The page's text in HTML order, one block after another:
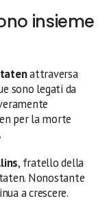
insieme
attraversa
sono legati da
per la morte
, fratello della
Nonostante
a crescere.